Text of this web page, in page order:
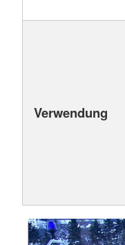
Verwendung